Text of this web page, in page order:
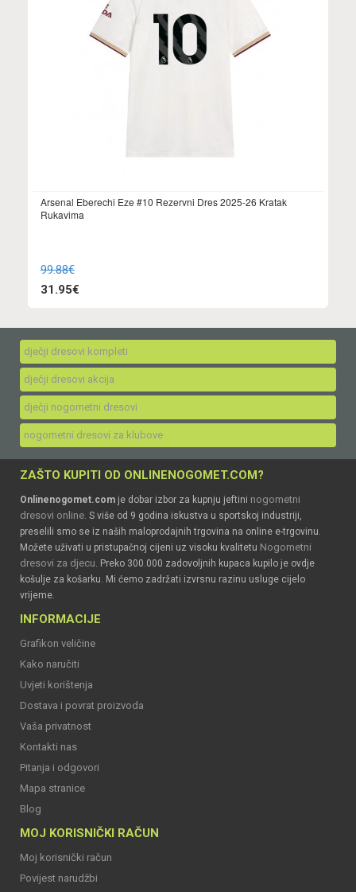
Arsenal Eberechi Eze #10 Rezervni Dres 2025-26 Kratak
Rukavima
99.88€
31.95€
dječji dresovi kompleti
dječji dresovi akcija
dječji nogometni dresovi
nogometni dresovi za klubove
ZAŠTO KUPITI OD ONLINENOGOMET.COM?
Onlinenogomet.com je dobar izbor za kupnju jeftini nogometni
dresovi online. S više od 9 godina iskustva u sportskoj industriji,
preselili smo se iz naših maloprodajnih trgovina na online e-trgovinu.
Možete uživati u pristupačnoj cijeni uz visoku kvalitetu Nogometni
dresovi za djecu. Preko 300.000 zadovoljnih kupaca kupilo je ovdje
košulje za košarku. Mi ćemo zadržati izvrsnu razinu usluge cijelo
vrijeme.
INFORMACIJE
Grafikon veličine
Kako naručiti
Uvjeti korištenja
Dostava i povrat proizvoda
Vaša privatnost
Kontakti nas
Pitanja i odgovori
Mapa stranice
Blog
MOJ KORISNIČKI RAČUN
Moj korisnički račun
Povijest narudžbi